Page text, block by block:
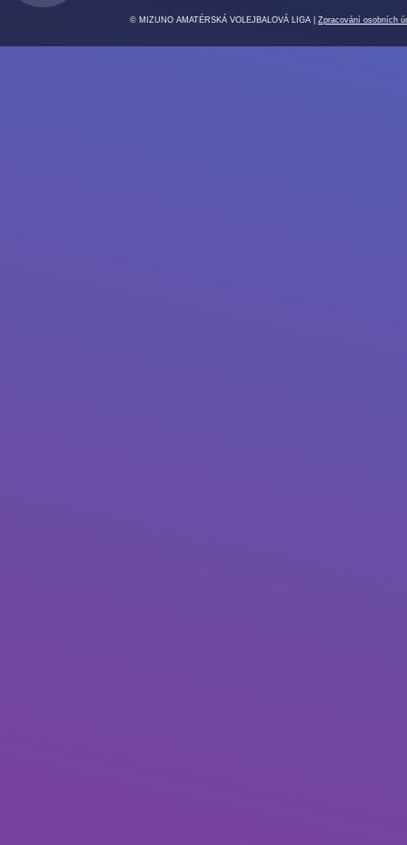
© MIZUNO AMATÉRSKÁ VOLEJBALOVÁ LIGA | Zpracování osobních